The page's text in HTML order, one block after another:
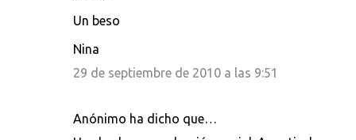
Un beso
Nina
29 de septiembre de 2010 a las 9:51
Anónimo ha dicho que…